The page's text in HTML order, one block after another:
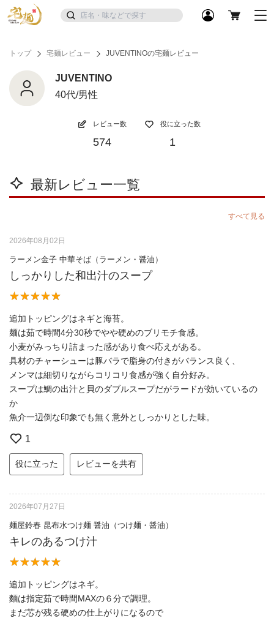
トップ 宅麺レビュー JUVENTINOの宅麺レビュー
JUVENTINO
40代/男性
レビュー数
574
役に立った数
1
最新レビュー一覧
すべて見る
2026年08月02日
ラーメン金子 中華そば（ラーメン・醤油）
しっかりした和出汁のスープ
追加トッピングはネギと海苔。
麺は茹で時間4分30秒でやや硬めのブリモチ食感。
小麦がみっちり詰まった感があり食べ応えがある。
具材のチャーシューは豚バラで脂身の付きがバランス良く、
メンマは細切りながらコリコリ食感が強く自分好み。
スープは鯛の出汁と貝のダブルスープだがラードが効いているの
か
魚介一辺倒な印象でも無く意外としっかりとした味。
1
役に立った レビューを共有
2026年07月27日
麺屋鈴春 昆布水つけ麺 醤油（つけ麺・醤油）
キレのあるつけ汁
追加トッピングはネギ。
麵は指定茹で時間MAXの６分で調理。
まだ芯が残る硬めの仕上がりになるので